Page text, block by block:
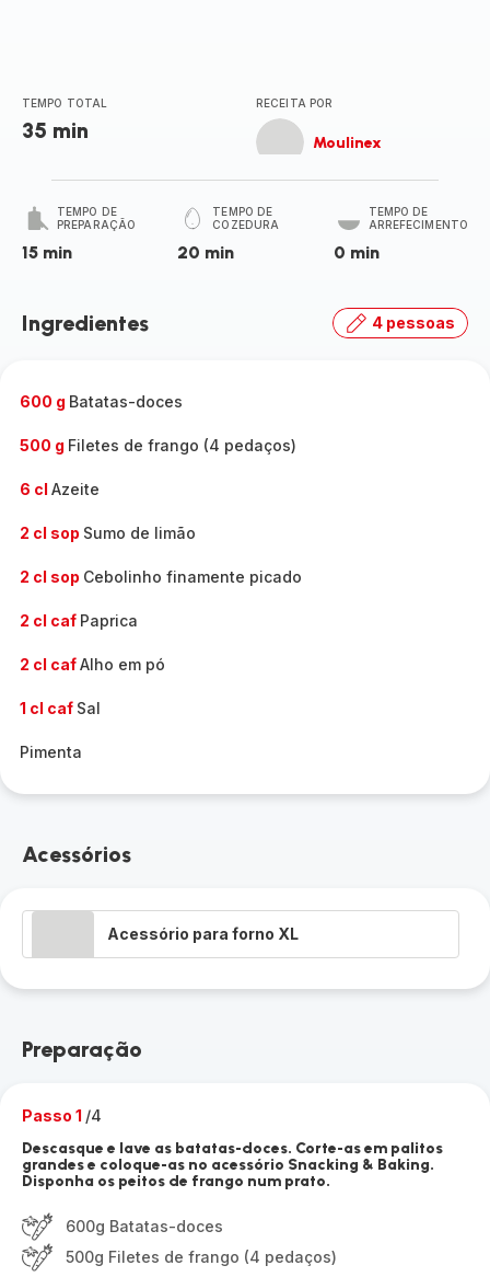
TEMPO TOTAL
35 min
RECEITA POR
Moulinex
TEMPO DE
PREPARAÇÃO
15 min
TEMPO DE
COZEDURA
20 min
TEMPO DE
ARREFECIMENTO
0 min
Ingredientes 4 pessoas
600 g Batatas-doces
500 g Filetes de frango (4 pedaços)
6 cl Azeite
2 cl sop Sumo de limão
2 cl sop Cebolinho finamente picado
2 cl caf Paprica
2 cl cafAlho em pó
1 cl caf Sal
Pimenta
Acessórios
Acessório para forno XL
Preparação
Passo 1 /4
Descasque e lave as batatas-doces. Corte-as em palitos
grandes e coloque-as no acessório Snacking & Baking.
Disponha os peitos de frango num prato.
600g Batatas-doces
500g Filetes de frango (4 pedaços)